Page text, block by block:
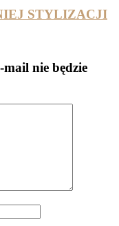
STYLIZACJI
nie będzie